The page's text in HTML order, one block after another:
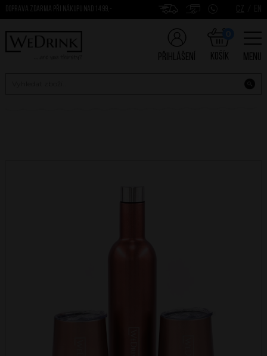
DOPRAVA ZDARMA PŘI NÁKUPU NAD 1499,-
Přihlášení Košík Menu